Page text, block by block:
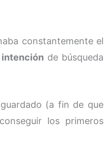
constantemente el
de búsqueda
(a fin de que
los primeros